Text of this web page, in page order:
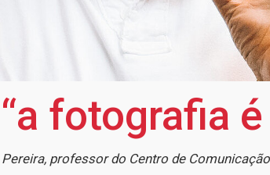
fotografia
professor do Centro de